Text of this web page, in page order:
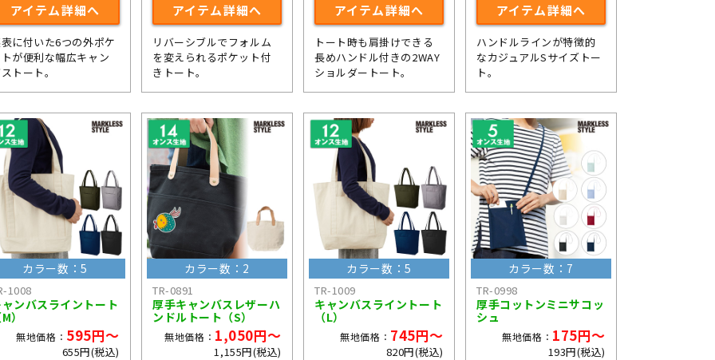
アイテム詳細へ
に付いた6つの外ポケ
が便利な幅広キャン
トート。
アイテム詳細へ
リバーシブルでフォルム
を変えられるポケット付
きトート。
アイテム詳細へ
トート時も肩掛けできる
長めハンドル付きの2WAY
ショルダートート。
アイテム詳細へ
ハンドルラインが特徴的
なカジュアルSサイズトー
ト。
カラー数：5
1008
ンバスライントート
）
無地価格： 595円～
655円(税込)
カラー数：2
TR-0891
厚手キャンバスレザーハ
ンドルトート（S）
無地価格： 1,050円～
1,155円(税込)
カラー数：5
TR-1009
キャンバスライントート
（L）
無地価格： 745円～
820円(税込)
カラー数：7
TR-0998
厚手コットンミニサコッ
シュ
無地価格： 175円～
193円(税込)